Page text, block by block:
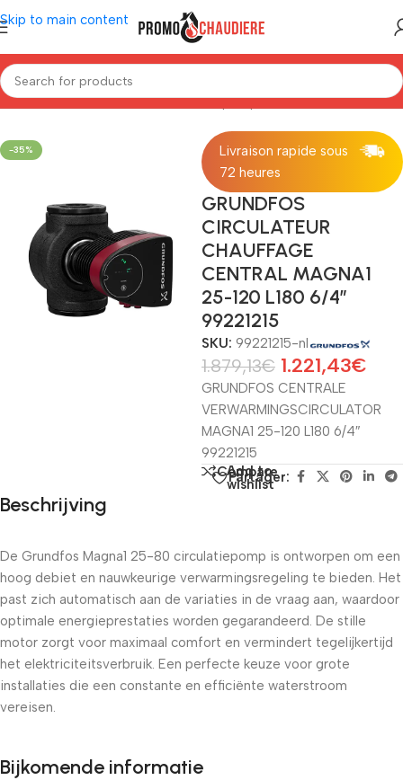
Skip to main content
Home/Installatiemateriaal/Circulatiepomp
-35%
Livraison rapide sous
72 heures
GRUNDFOS
CIRCULATEUR
CHAUFFAGE
CENTRAL MAGNA1
25-120 L180 6/4″
99221215
SKU: 99221215-nl
1.879,13€ 1.221,43€
GRUNDFOS CENTRALE
VERWARMINGSCIRCULATOR
MAGNA1 25-120 L180 6/4″
99221215
Compare
Add to
wishlist
Partager:
Beschrijving
De Grundfos Magna1 25-80 circulatiepomp is ontworpen om een
​​hoog debiet en nauwkeurige verwarmingsregeling te bieden. Het
past zich automatisch aan de variaties in de vraag aan, waardoor
optimale energieprestaties worden gegarandeerd. De stille
motor zorgt voor maximaal comfort en vermindert tegelijkertijd
het elektriciteitsverbruik. Een perfecte keuze voor grote
installaties die een constante en efficiënte waterstroom
vereisen.
Bijkomende informatie